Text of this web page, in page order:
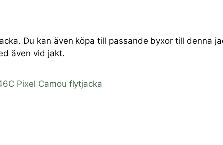
Du kan även köpa till passande byxor till denna
även vid jakt.
Pixel Camou flytjacka